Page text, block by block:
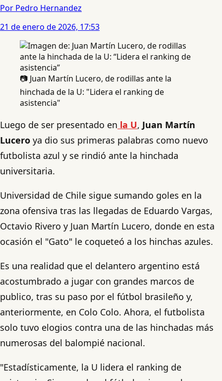
Por Pedro Hernandez
21 de enero de 2026, 17:53
📷 Juan Martín Lucero, de rodillas ante la
hinchada de la U: "Lidera el ranking de
asistencia"
Luego de ser presentado en la U, Juan Martín
Lucero ya dio sus primeras palabras como nuevo
futbolista azul y se rindió ante la hinchada
universitaria.
Universidad de Chile sigue sumando goles en la
zona ofensiva tras las llegadas de Eduardo Vargas,
Octavio Rivero y Juan Martín Lucero, donde en esta
ocasión el "Gato" le coqueteó a los hinchas azules.
Es una realidad que el delantero argentino está
acostumbrado a jugar con grandes marcos de
publico, tras su paso por el fútbol brasileño y,
anteriormente, en Colo Colo. Ahora, el futbolista
solo tuvo elogios contra una de las hinchadas más
numerosas del balompié nacional.
"Estadísticamente, la U lidera el ranking de